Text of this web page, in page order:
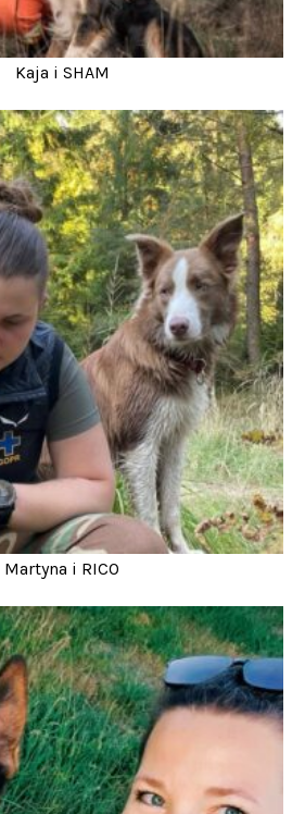
Kaja i SHAM
Martyna i RICO